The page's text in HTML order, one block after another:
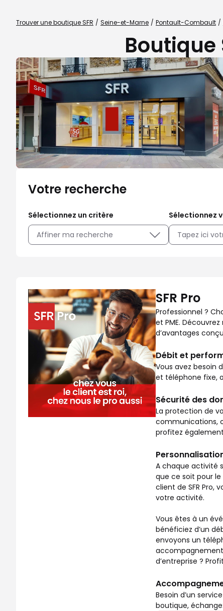
Trouver une boutique SFR Seine-et-Marne Pontault-Combault
Boutique
Votre recherche
Sélectionnez un critère
Affiner ma recherche
Sélectionnez
SFR Pro
Professionnel ?
et PME.
d’avantages
Débit et
Vous avez besoin
et téléphone fixe,
Sécurité des
La protection de
communications,
profitez
A chaque activité
que ce soit pour le
client de SFR Pro,
votre activité.
Vous êtes à un
bénéficiez d’un
envoyons un
accompagnement
d’entreprise ?
Besoin d’un
boutique,
Professionnel ? Choisissez SFR Pro, la gamme